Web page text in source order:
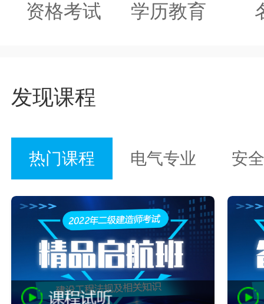
资格考试 学历教育
发现课程
热门课程 电气专业 安